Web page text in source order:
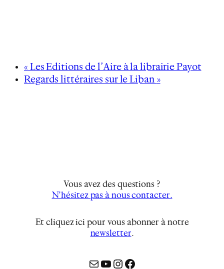
« Les Editions de l’Aire à la librairie Payot
Regards littéraires sur le Liban »
Vous avez des questions ?
N’hésitez pas à nous contacter.
Et cliquez ici pour vous abonner à notre
newsletter…
MailYouTube
Instagram
Facebook